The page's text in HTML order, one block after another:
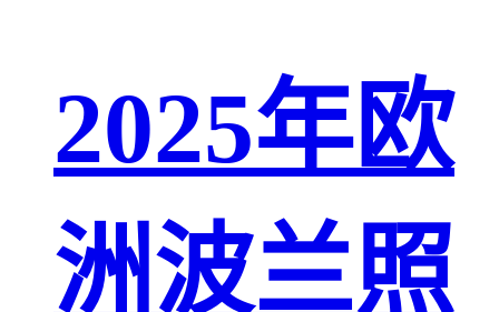
2025年欧
洲波兰照